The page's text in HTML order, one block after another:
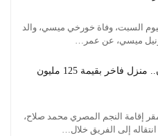
السبت، وفاة خورخي ميسي، والد
ميسي، عن عمر…
قصر محمد صلاح في طرابزون.. منزل فاخر بقيمة 125 مليون
إقامة النجم المصري محمد صلاح،
إلى الفريق خلال…